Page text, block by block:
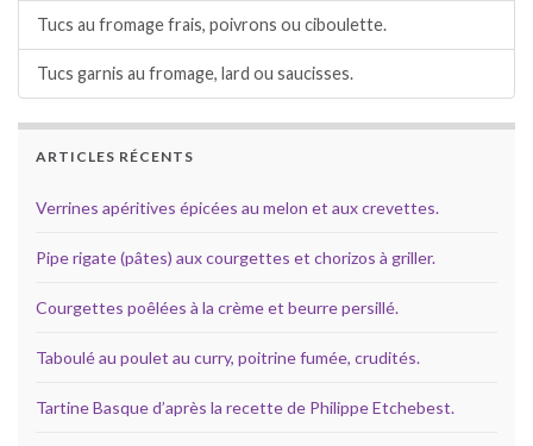
Tucs au fromage frais, poivrons ou ciboulette.
Tucs garnis au fromage, lard ou saucisses.
ARTICLES RÉCENTS
Verrines apéritives épicées au melon et aux crevettes.
Pipe rigate (pâtes) aux courgettes et chorizos à griller.
Courgettes poêlées à la crème et beurre persillé.
Taboulé au poulet au curry, poitrine fumée, crudités.
Tartine Basque d’après la recette de Philippe Etchebest.